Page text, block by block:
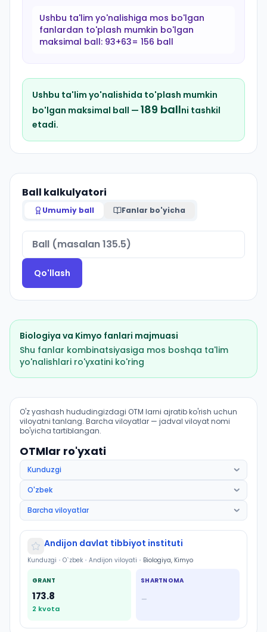
Ushbu ta'lim yo'nalishiga mos bo'lgan
fanlardan to'plash mumkin bo'lgan
maksimal ball: 93+63= 156 ball
Ushbu ta'lim yo'nalishida to'plash mumkin
bo'lgan maksimal ball — 189 ballni tashkil
etadi.
Ball kalkulyatori
Umumiy ball Fanlar bo'yicha
Qo'llash
Biologiya va Kimyo fanlari majmuasi
Shu fanlar kombinatsiyasiga mos boshqa ta'lim
yo'nalishlari ro'yxatini ko'ring
Pediatriya ishi (Xoʻjaobod tumani): OTM lar bo'yicha
O'z yashash hududingizdagi OTM larni ajratib ko'rish uchun
viloyatni tanlang. Barcha viloyatlar — jadval viloyat nomi
bo'yicha tartiblangan.
OTMlar ro'yxati
Andijon davlat tibbiyot instituti
Kunduzgi • O`zbek • Andijon viloyati • Biologiya, Kimyo
GRANT
173.8
2 kvota
SHARTNOMA
—